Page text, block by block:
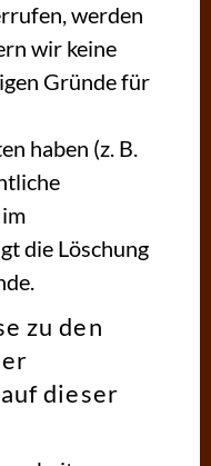
werden
wir keine
Gründe für
haben (z. B.
die Löschung
zu den
dieser